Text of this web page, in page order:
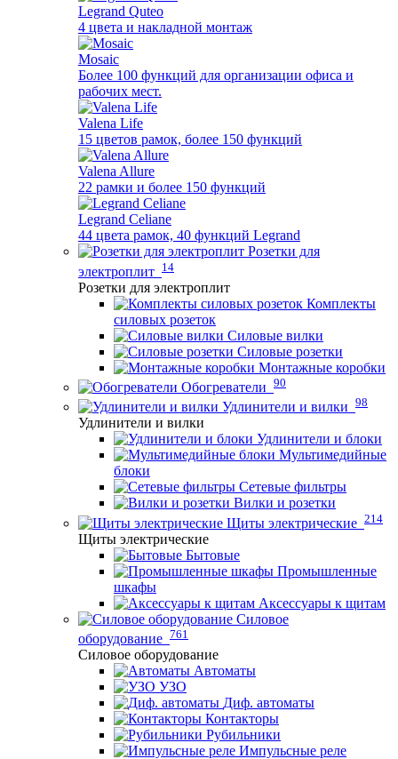
Legrand Quteo
4 цвета и накладной монтаж
Mosaic
Более 100 функций для организации офиса и
рабочих мест.
Valena Life
15 цветов рамок, более 150 функций
Valena Allure
22 рамки и более 150 функций
Legrand Celiane
44 цвета рамок, 40 функций Legrand
Розетки для
электроплит 14
Розетки для электроплит
Комплекты
силовых розеток
Силовые вилки
Силовые розетки
Монтажные коробки
Обогреватели 90
Удлинители и вилки 98
Удлинители и вилки
Удлинители и блоки
Мультимедийные
блоки
Сетевые фильтры
Вилки и розетки
Щиты электрические 214
Щиты электрические
Бытовые
Промышленные
шкафы
Аксессуары к щитам
Силовое
оборудование 761
Силовое оборудование
Автоматы
УЗО
Диф. автоматы
Контакторы
Рубильники
Импульсные реле